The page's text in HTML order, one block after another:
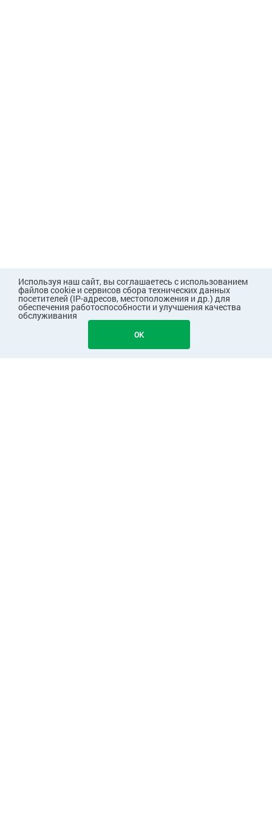
Используя наш сайт, вы соглашаетесь с использованием
файлов cookie и сервисов сбора технических данных
посетителей (IP-адресов, местоположения и др.) для
обеспечения работоспособности и улучшения качества
обслуживания
OK